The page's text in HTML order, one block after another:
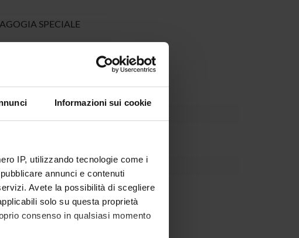
Informazioni sui cookie
IP, utilizzando tecnologie come i
annunci e contenuti
Avete la possibilità di scegliere
solo su questa proprietà
consenso in qualsiasi momento
SPECIALE